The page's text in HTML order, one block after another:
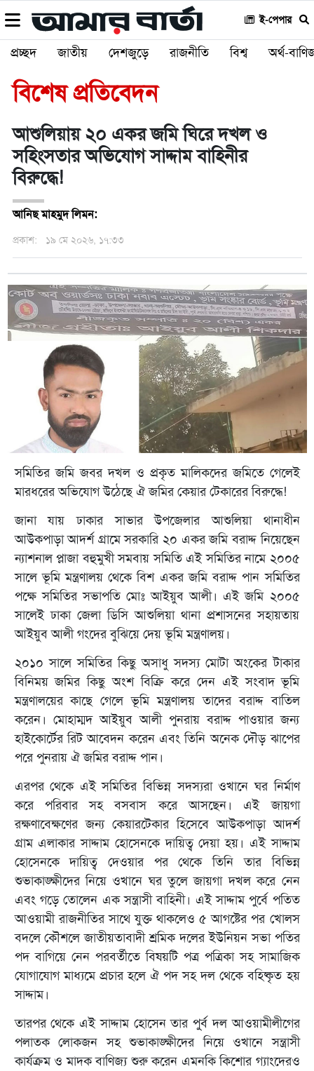
ই-পেপার
প্রচ্ছদ জাতীয় দেশজুড়ে রাজনীতি বিশ্ব অর্থ-
বিশেষ প্রতিবেদন
আশুলিয়ায় ২০ একর জমি ঘিরে দখল ও
সহিংসতার অভিযোগ সাদ্দাম বাহিনীর
বিরুদ্ধে!
আনিছ মাহমুদ লিমন:
প্রকাশ: ১৯ মে ২০২৬, ১৭:৩৩
সমিতির জমি জবর দখল ও প্রকৃত মালিকদের জমিতে গেলেই
মারধরের অভিযোগ উঠেছে ঐ জমির কেয়ার টেকারের বিরুদ্ধে!
জানা যায় ঢাকার সাভার উপজেলার আশুলিয়া থানাধীন
আউকপাড়া আদর্শ গ্রামে সরকারি ২০ একর জমি বরাদ্দ নিয়েছেন
ন্যাশনাল প্লাজা বহুমুখী সমবায় সমিতি এই সমিতির নামে ২০০৫
সালে ভূমি মন্ত্রণালয় থেকে বিশ একর জমি বরাদ্দ পান সমিতির
পক্ষে সমিতির সভাপতি মোঃ আইয়ুব আলী। এই জমি ২০০৫
সালেই ঢাকা জেলা ডিসি আশুলিয়া থানা প্রশাসনের সহায়তায়
আইয়ুব আলী গংদের বুঝিয়ে দেয় ভূমি মন্ত্রণালয়।
২০১০ সালে সমিতির কিছু অসাধু সদস্য মোটা অংকের টাকার
বিনিময় জমির কিছু অংশ বিক্রি করে দেন এই সংবাদ ভূমি
মন্ত্রণালয়ের কাছে গেলে ভূমি মন্ত্রণালয় তাদের বরাদ্দ বাতিল
করেন। মোহাম্মদ আইয়ুব আলী পুনরায় বরাদ্দ পাওয়ার জন্য
হাইকোর্টের রিট আবেদন করেন এবং তিনি অনেক দৌড় ঝাপের
পরে পুনরায় ঐ জমির বরাদ্দ পান।
এরপর থেকে এই সমিতির বিভিন্ন সদস্যরা ওখানে ঘর নির্মাণ
করে পরিবার সহ বসবাস করে আসছেন। এই জায়গা
রক্ষণাবেক্ষণের জন্য কেয়ারটেকার হিসেবে আউকপাড়া আদর্শ
গ্রাম এলাকার সাদ্দাম হোসেনকে দায়িত্ব দেয়া হয়। এই সাদ্দাম
হোসেনকে দায়িত্ব দেওয়ার পর থেকে তিনি তার বিভিন্ন
শুভাকাঙ্ক্ষীদের নিয়ে ওখানে ঘর তুলে জায়গা দখল করে নেন
এবং গড়ে তোলেন এক সন্ত্রাসী বাহিনী। এই সাদ্দাম পুর্বে পতিত
আওয়ামী রাজনীতির সাথে যুক্ত থাকলেও ৫ আগষ্টের পর খোলস
বদলে কৌশলে জাতীয়তাবাদী শ্রমিক দলের ইউনিয়ন সভা পতির
পদ বাগিয়ে নেন পরবর্তীতে বিষয়টি পত্র পত্রিকা সহ সামাজিক
যোগাযোগ মাধ্যমে প্রচার হলে ঐ পদ সহ দল থেকে বহিষ্কৃত হয়
সাদ্দাম।
তারপর থেকে এই সাদ্দাম হোসেন তার পু্র্ব দল আওয়ামীলীগের
পলাতক লোকজন সহ শুভাকাঙ্ক্ষীদের নিয়ে ওখানে সন্ত্রাসী
কার্যক্রম ও মাদক বাণিজ্য শুরু করেন এমনকি কিশোর গ্যাংদেরও